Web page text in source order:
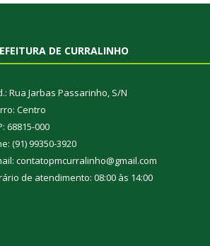
DE CURRALINHO
Rua Jarbas Passarinho, S/N
Centro
68815-000
(91) 99350-3920
contatopmcurralinho@gmail.com
de atendimento: 08:00 às 14:00